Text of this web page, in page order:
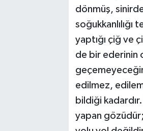
dönmüş,
soğukkanlılığı
yaptığı çiğ ve
de bir ederinin
edilmez,
bildiği
yapan gözüdür;